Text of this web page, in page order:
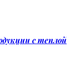
с теплой